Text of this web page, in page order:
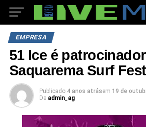
EMPRESA
51 Ice é
Saquarema Surf
Publicado 4 anos atrásem 19 de
De admin_ag